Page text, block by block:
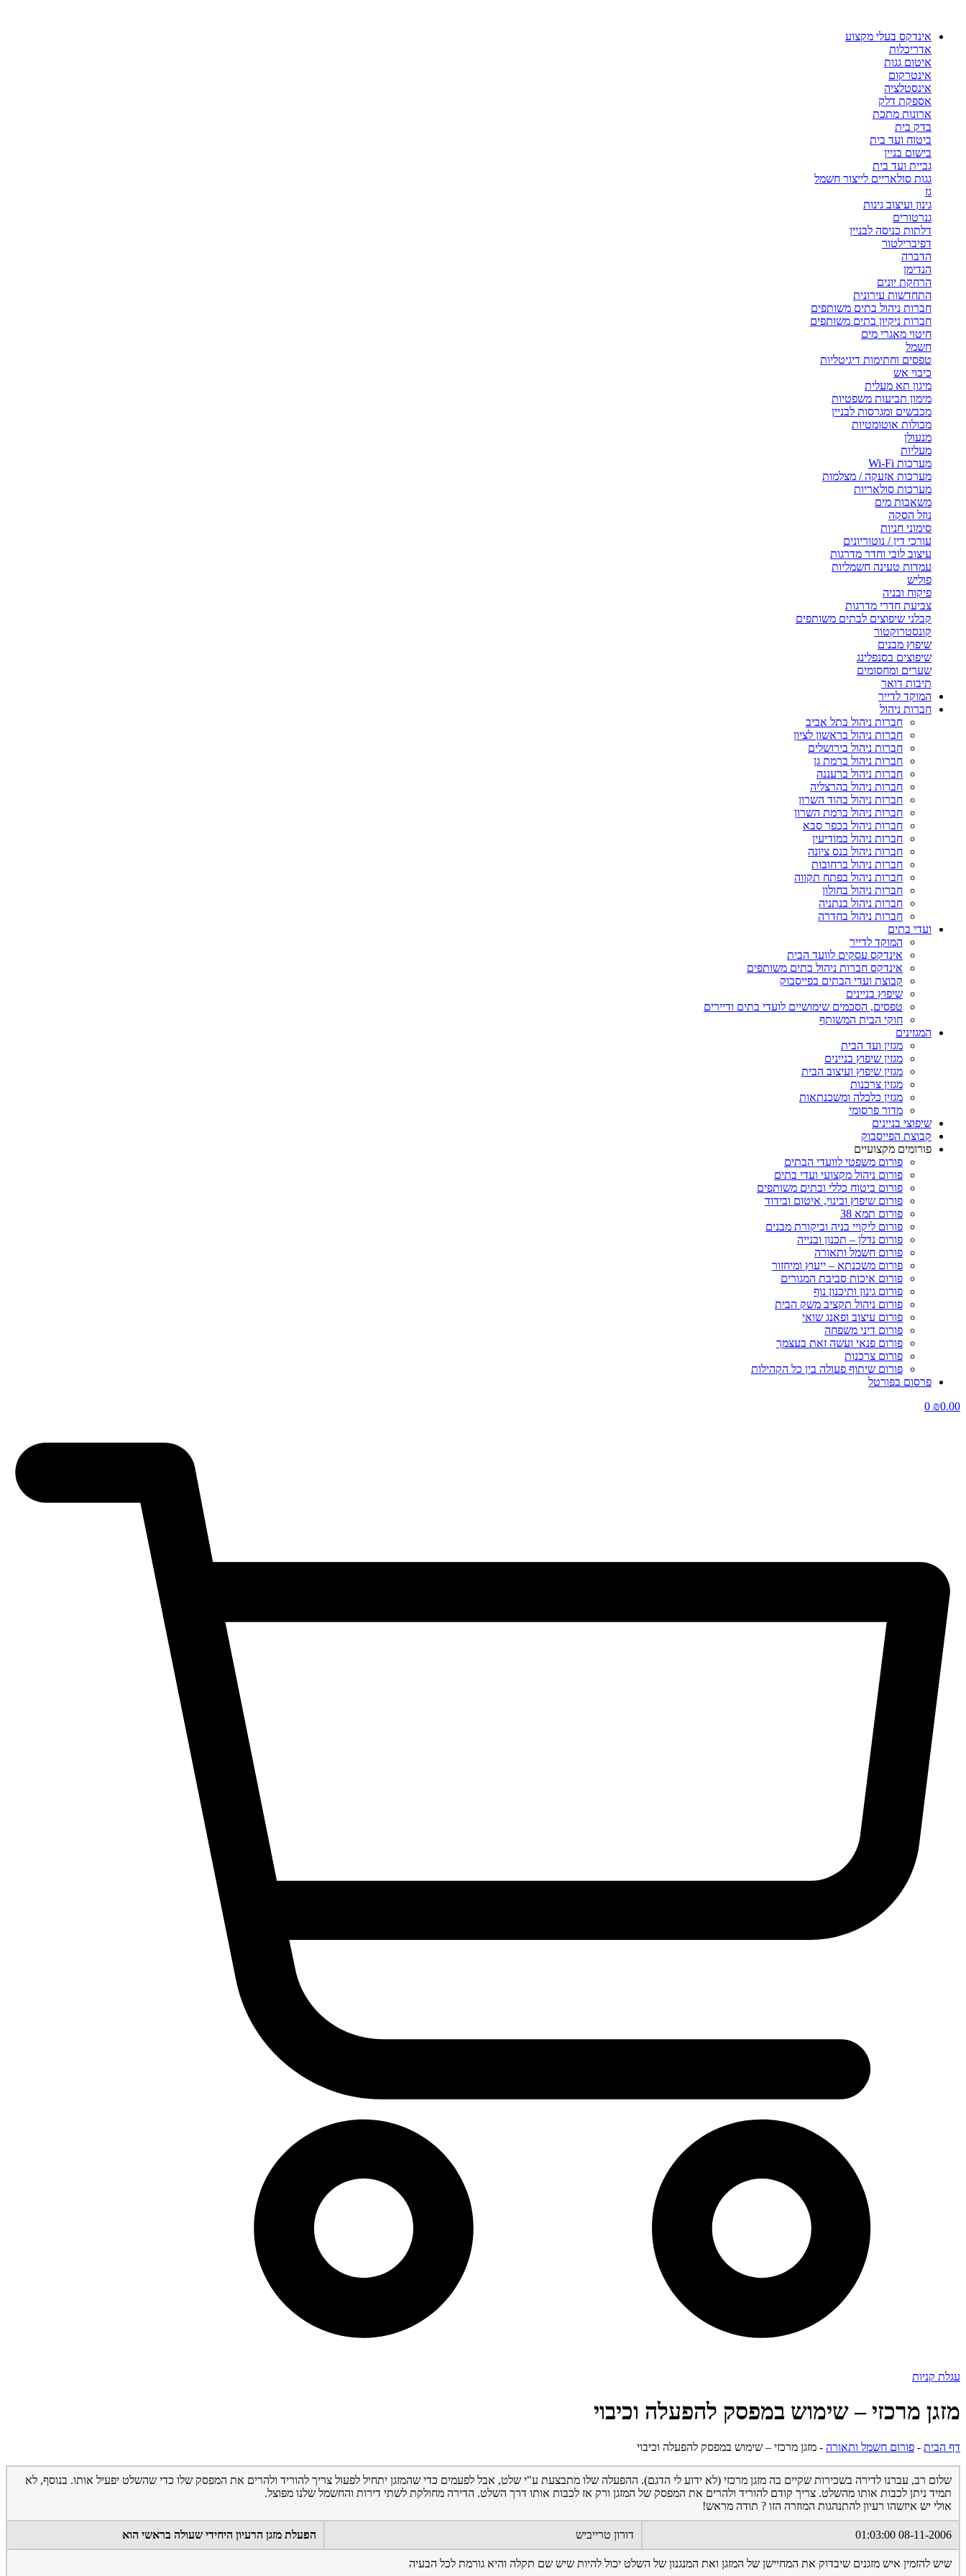
אינדקס בעלי מקצוע
אדריכלות
איטום גגות
אינטרקום
אינסטלציה
אספקת דלק
ארונות מתכת
בדק בית
ביטוח ועד בית
בישום בניין
גביית ועד בית
גגות סולאריים לייצור חשמל
גז
גינון ועיצוב גינות
גנרטורים
דלתות כניסה לבניין
דפיברילטור
הדברה
הנדימן
הרחקת יונים
התחדשות עירונית
חברות ניהול בתים משותפים
חברות ניקיון בתים משותפים
חיטוי מאגרי מים
חשמל
טפסים וחתימות דיגיטליות
כיבוי אש
מיגון תא מעלית
מימון תביעות משפטיות
מכבשים ומגרסות לבניין
מכולות אוטומטיות
מנעולן
מעליות
מערכות Wi-Fi
מערכות אזעקה / מצלמות
מערכות סולאריות
משאבות מים
נוזל הסקה
סימוני חניות
עורכי דין / נוטוריונים
עיצוב לובי וחדר מדרגות
עמדות טעינה חשמליות
פוליש
פיקוח ובניה
צביעת חדרי מדרגות
קבלני שיפוצים לבתים משותפים
קונסטרוקטור
שיפוץ מבנים
שיפוצים בסנפלינג
שערים ומחסומים
תיבות דואר
המוקד לדייר
חברות ניהול
חברות ניהול בתל אביב
חברות ניהול בראשון לציון
חברות ניהול בירושלים
חברות ניהול ברמת גן
חברות ניהול ברעננה
חברות ניהול בהרצליה
חברות ניהול בהוד השרון
חברות ניהול ברמת השרון
חברות ניהול בכפר סבא
חברות ניהול במודיעין
חברות ניהול בנס ציונה
חברות ניהול ברחובות
חברות ניהול בפתח תקווה
חברות ניהול בחולון
חברות ניהול בנתניה
חברות ניהול בחדרה
ועדי בתים
המוקד לדייר
אינדקס עסקים לוועד הבית
אינדקס חברות ניהול בתים משותפים
קבוצת ועדי הבתים בפייסבוק
שיפוץ בניינים
טפסים, הסכמים שימושיים לועדי בתים ודיירים
חוקי הבית המשותף
המגזינים
מגזין ועד הבית
מגזין שיפוץ בניינים
מגזין שיפוץ ועיצוב הבית
מגזין צרכנות
מגזין כלכלה ומשכנתאות
מדור פרסומי
שיפוצי בניינים
קבוצת הפייסבוק
פורומים מקצועיים
פורום משפטי לוועדי הבתים
פורום ניהול מקצועי ועדי בתים
פורום ביטוח כללי ובתים משותפים
פורום שיפוץ ובינוי, איטום ובידוד
פורום תמא 38
פורום ליקויי בניה וביקורת מבנים
פורום נדלן – תכנון ובנייה
פורום חשמל ותאורה
פורום משכנתא – ייעוץ ומיחזור
פורום איכות סביבת המגורים
פורום גינון ותיכנון נוף
פורום ניהול תקציב משק הבית
פורום עיצוב ופאנג שואי
פורום דיני משפחה
פורום פנאי ועשה זאת בעצמך
פורום צרכנות
פורום שיתוף פעולה בין כל הקהילות
פרסום בפורטל
₪0.00
0
עגלת קניות
מזגן מרכזי – שימוש במפסק להפעלה וכיבוי
דף הבית - פורום חשמל ותאורה - מזגן מרכזי – שימוש במפסק להפעלה וכיבוי
שלום רב, עברנו לדירה בשכירות שקיים בה מזגן מרכזי (לא ידוע לי הדגם). ההפעלה שלו מתבצעת ע"י שלט, אבל לפעמים כדי שהמזגן יתחיל לפעול צריך להוריד ולהרים את המפסק שלו כדי שהשלט יפעיל אותו. בנוסף, לא
תמיד ניתן לכבות אותו מהשלט. צריך קודם להוריד ולהרים את המפסק של המזגן ורק אז לכבות אותו דרך השלט. הדירה מחולקת לשתי דירות והחשמל שלנו מפוצל.
אולי יש איזשהו רעיון להתנהגות המוזרה הזו ? תודה מראש!
08-11-2006 01:03:00 דורון טרייביש הפעלת מזגן הרעיון היחידי שעולה בראשי הוא
שיש להזמין איש מזגנים שיבדוק את המחיישן של המזגן ואת המנגנון של השלט יכול להיות שיש שם תקלה והיא גורמת לכל הבעיה